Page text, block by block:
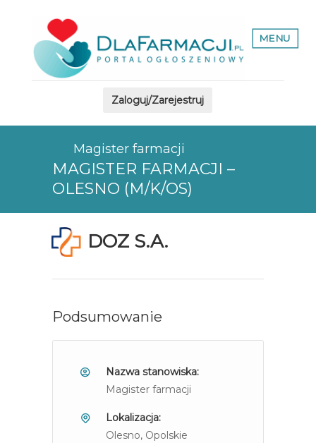
MENU
Zaloguj/Zarejestruj
Magister farmacji
MAGISTER FARMACJI –
OLESNO (M/K/OS)
DOZ S.A.
Podsumowanie
Nazwa stanowiska:
Magister farmacji
Lokalizacja:
Olesno, Opolskie